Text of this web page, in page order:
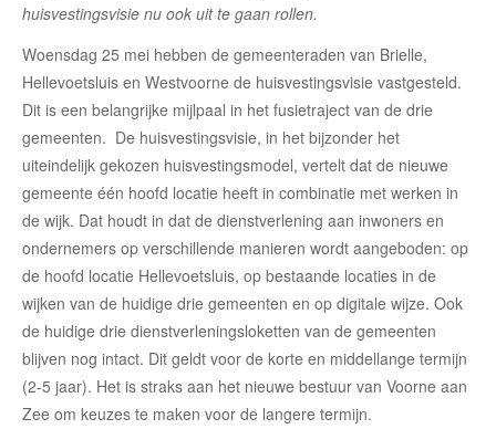
huisvestingsvisie nu ook uit te gaan rollen.
Woensdag 25 mei hebben de gemeenteraden van Brielle,
Hellevoetsluis en Westvoorne de huisvestingsvisie vastgesteld.
Dit is een belangrijke mijlpaal in het fusietraject van de drie
gemeenten. De huisvestingsvisie, in het bijzonder het
uiteindelijk gekozen huisvestingsmodel, vertelt dat de nieuwe
gemeente één hoofd locatie heeft in combinatie met werken in
de wijk. Dat houdt in dat de dienstverlening aan inwoners en
ondernemers op verschillende manieren wordt aangeboden: op
de hoofd locatie Hellevoetsluis, op bestaande locaties in de
wijken van de huidige drie gemeenten en op digitale wijze. Ook
de huidige drie dienstverleningsloketten van de gemeenten
blijven nog intact. Dit geldt voor de korte en middellange termijn
(2-5 jaar). Het is straks aan het nieuwe bestuur van Voorne aan
Zee om keuzes te maken voor de langere termijn.